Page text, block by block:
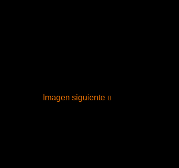
Imagen siguiente